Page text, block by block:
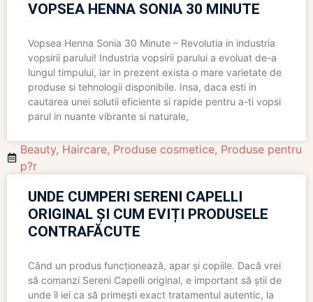
VOPSEA HENNA SONIA 30 MINUTE
Vopsea Henna Sonia 30 Minute – Revolutia in industria
vopsirii parului! Industria vopsirii parului a evoluat de-a
lungul timpului, iar in prezent exista o mare varietate de
produse si tehnologii disponibile. Insa, daca esti in
cautarea unei solutii eficiente si rapide pentru a-ti vopsi
parul in nuante vibrante si naturale,
Beauty, Haircare, Produse cosmetice, Produse pentru
p?r
UNDE CUMPERI SERENI CAPELLI
ORIGINAL ȘI CUM EVIȚI PRODUSELE
CONTRAFĂCUTE
Când un produs funcționează, apar și copiile. Dacă vrei
să comanzi Sereni Capelli original, e important să știi de
unde îl iei ca să primești exact tratamentul autentic, la